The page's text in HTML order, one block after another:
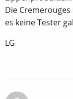
Die
es keine Tester
LG